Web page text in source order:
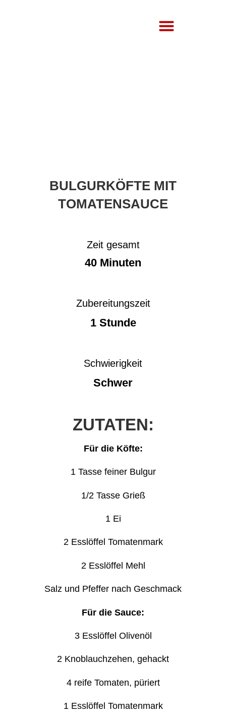
BULGURKÖFTE MIT
TOMATENSAUCE
Zeit gesamt
40 Minuten
Zubereitungszeit
1 Stunde
Schwierigkeit
Schwer
ZUTATEN:
Für die Köfte:
1 Tasse feiner Bulgur
1/2 Tasse Grieß
1 Ei
2 Esslöffel Tomatenmark
2 Esslöffel Mehl
Salz und Pfeffer nach Geschmack
Für die Sauce:
3 Esslöffel Olivenöl
2 Knoblauchzehen, gehackt
4 reife Tomaten, püriert
1 Esslöffel Tomatenmark